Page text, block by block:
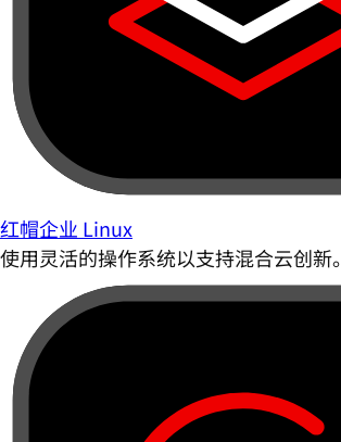
红帽企业 Linux
使用灵活的操作系统以支持混合云创新。